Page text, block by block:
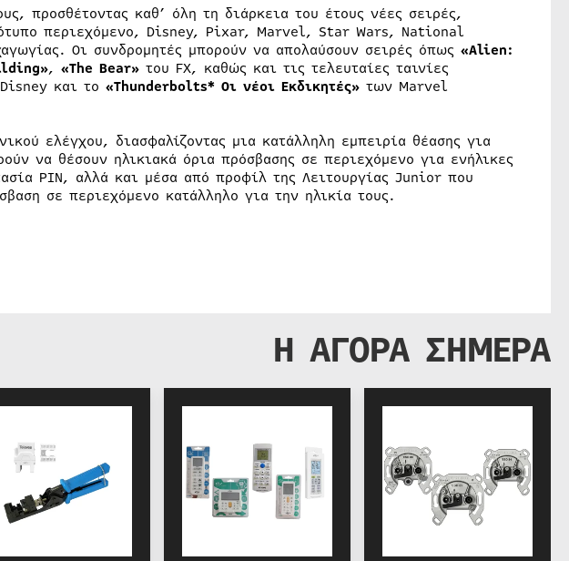
προσθέτοντας καθ’ όλη τη διάρκεια του έτους νέες σειρές,
περιεχόμενο, Disney, Pixar, Marvel, Star Wars, National
Οι συνδρομητές μπορούν να απολαύσουν σειρές όπως «Alien:
, «The Bear»του FX, καθώς και τις τελευταίες ταινίες
και το «Thunderbolts* Οι νέοι Εκδικητές»των Marvel
ελέγχου, διασφαλίζοντας μια κατάλληλη εμπειρία θέασης για
να θέσουν ηλικιακά όρια πρόσβασης σε περιεχόμενο για ενήλικες
PIN, αλλά και μέσα από προφίλ της Λειτουργίας Junior που
σε περιεχόμενο κατάλληλο για την ηλικία τους.
Η ΑΓΟΡΑ ΣΗΜΕΡΑ